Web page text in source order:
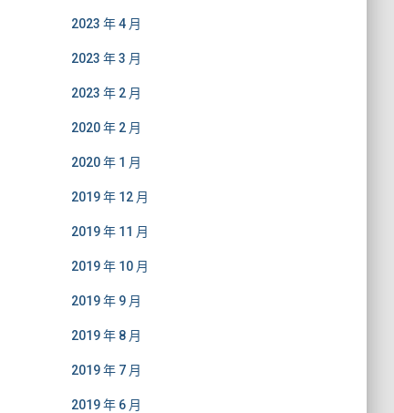
2023 年 4 月
2023 年 3 月
2023 年 2 月
2020 年 2 月
2020 年 1 月
2019 年 12 月
2019 年 11 月
2019 年 10 月
2019 年 9 月
2019 年 8 月
2019 年 7 月
2019 年 6 月